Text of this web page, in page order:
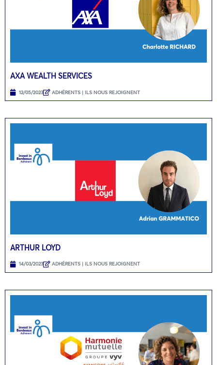
AXA WEALTH SERVICES
12/05/2023 ADHÉRENTS | ILS NOUS REJOIGNENT
ARTHUR LOYD
14/03/2023 ADHÉRENTS | ILS NOUS REJOIGNENT